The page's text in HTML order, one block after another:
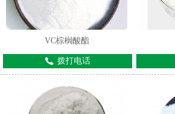
VC棕榈酸酯
拨打电话